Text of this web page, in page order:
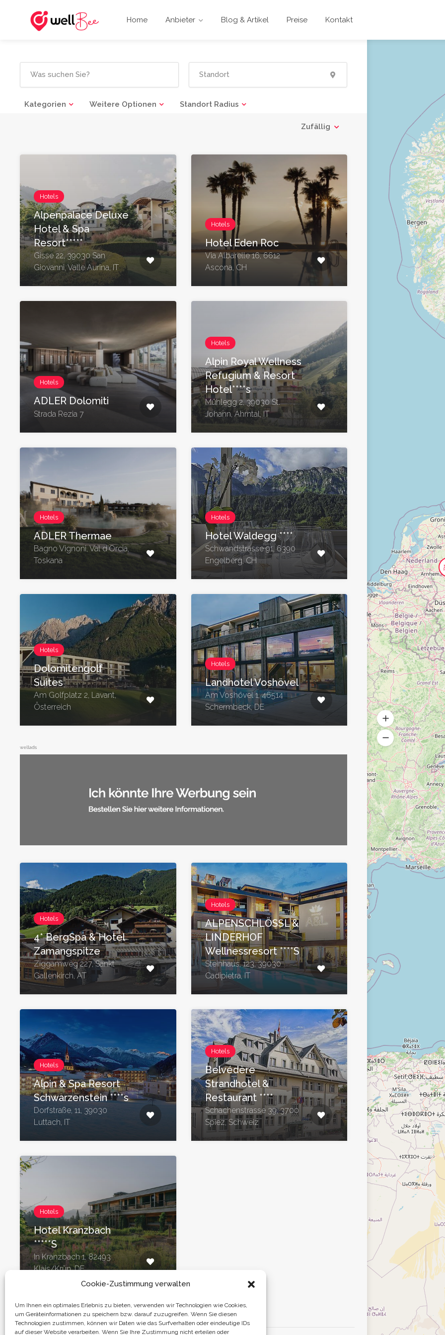
Cookie-Zustimmung verwalten
Um Ihnen ein optimales Erlebnis zu bieten, verwenden wir Technologien wie Cookies,
um Geräteinformationen zu speichern bzw. darauf zuzugreifen. Wenn Sie diesen
Technologien zustimmen, können wir Daten wie das Surfverhalten oder eindeutige IDs
auf dieser Website verarbeiten. Wenn Sie Ihre Zustimmung nicht erteilen oder
Home Anbieter Blog & Artikel Preise Kontakt
Kategorien Weitere Optionen Standort Radius
Zufällig
Hotels
Alpenpalace Deluxe
Hotel & Spa
Resort*****
Gisse 22, 39030 San
Giovanni, Valle Aurina, IT
Hotels
Hotel Eden Roc
Via Albarelle 16, 6612
Ascona, CH
Hotels
ADLER Dolomiti
Strada Rezia 7
Hotels
Alpin Royal Wellness
Refugium & Resort
Hotel****s
Mühlegg 2, 39030 St.
Johann, Ahrntal, IT
Hotels
ADLER Thermae
Bagno Vignoni, Val d'Orcia,
Toskana
Hotels
Hotel Waldegg ****
Schwandstrasse 91, 6390
Engelberg, CH
Hotels
Dolomitengolf
Suites
Am Golfplatz 2, Lavant,
Österreich
Hotels
Landhotel Voshövel
Am Voshövel 1, 46514
Schermbeck, DE
wellads
Hotels
4* BergSpa & Hotel
Zamangspitze
Ziggamweg 227, Sankt
Gallenkirch, AT
Hotels
ALPENSCHLÖSSL &
LINDERHOF
Wellnessresort ****S
Steinhaus, 123, 39030
Cadipietra, IT
Hotels
Alpin & Spa Resort
Schwarzenstein ****s
Dorfstraße, 11, 39030
Luttach, IT
Hotels
Belvédère
Strandhotel &
Restaurant ****
Schachenstrasse 39, 3700
Spiez, Schweiz
Hotels
Hotel Kranzbach
*****S
In Kranzbach 1, 82493
Klais/Krün, DE